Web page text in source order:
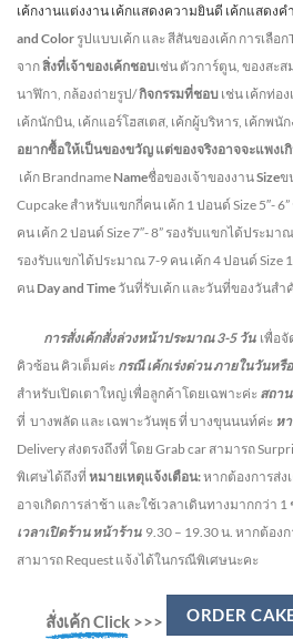
เค้กงานแต่งงาน เค้กแสดงความยินดี เค้กแสดงค
and Color รูปแบบเค้ก และ สีสันของเค้ก การเลือ
จากสิ่งที่เจ้าของเค้กชอบเช่น ตัวการ์ตูน, ของสะส
นาฬิกา, กล้องถ่ายรูป/กิจกรรมที่ชอบ เช่น เค้กท่อ
เค้กนักบิน, เค้กแอร์โฮสเตส, เค้กผู้บริหาร, เค้กพ
อยากซื้อให้เป็นของขวัญ แต่ของจริงอาจจะแพงเ
เค้ก Brandname Nameชื่อของเจ้าของงานSizeข
Cupcake สำหรับแขกกี่คน เค้ก 1 ปอนด์ Size 5″-
คน เค้ก 2 ปอนด์ Size 7″- 8” รองรับแขกได้ประมา
รองรับแขกได้ประมาณ 7-9 คน เค้ก 4 ปอนด์ Size
คน Day and Time วันที่รับเค้ก และวันที่ของวันสำ
การสั่งเค้กสั่งล่วงหน้าประมาณ3-5 วัน เพื่อ
คิวซ้อน คิวเต็มค่ะ กรณี เค้กเร่งด่วนภายในวันหรือ
สำหรับเปิดเตาใหญ่ เพื่อลูกค้าโดยเฉพาะค่ะ สถา
ที่ บางพลัด และ เฉพาะวันพุธ ที่ บางขุนนนท์ค่ะ ห
Delivery ส่งตรงถึงที่ โดย Grab car สามารถ
พิเศษได้ถึงที่ หมายเหตุแจ้งเตือน:หากต้องการส่ง
อาจเกิดการล่าช้า และใช้เวลาเดินทางมากกว่า
เวลาเปิดร้าน หน้าร้าน 9.30 – 19.30 น. หากต้องก
สามารถ Request แจ้งได้ในกรณีพิเศษนะคะ
สั่งเค้ก Click>>> ORDER